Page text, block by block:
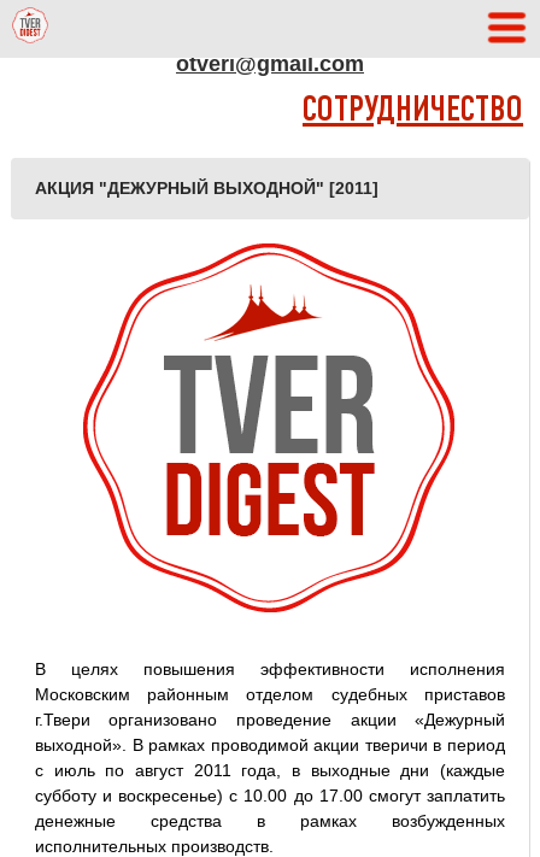
otveri@gmail.com
СОТРУДНИЧЕСТВО
АКЦИЯ "ДЕЖУРНЫЙ ВЫХОДНОЙ" [2011]
В целях повышения эффективности исполнения
Московским районным отделом судебных приставов
г.Твери организовано проведение акции «Дежурный
выходной». В рамках проводимой акции тверичи в период
с июль по август 2011 года, в выходные дни (каждые
субботу и воскресенье) с 10.00 до 17.00 смогут заплатить
денежные средства в рамках возбужденных
исполнительных производств.